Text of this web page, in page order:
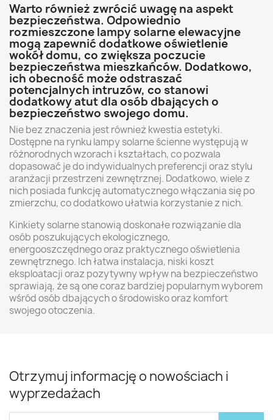
Warto również zwrócić uwagę na aspekt
bezpieczeństwa. Odpowiednio
rozmieszczone lampy solarne elewacyjne
mogą zapewnić dodatkowe oświetlenie
wokół domu, co zwiększa poczucie
bezpieczeństwa mieszkańców. Dodatkowo,
ich obecność może odstraszać
potencjalnych intruzów, co stanowi
dodatkowy atut dla osób dbających o
bezpieczeństwo swojego domu.
Nie bez znaczenia jest również kwestia estetyki.
Dostępne na rynku lampy solarne ścienne występują w
różnorodnych wzorach i kształtach, co pozwala
dopasować je do indywidualnych preferencji oraz stylu
aranżacji przestrzeni zewnętrznej. Dodatkowo, wiele z
nich posiada funkcję automatycznego włączania się po
zmierzchu, co dodatkowo ułatwia korzystanie z nich.
Kinkiety solarne stanowią doskonałe rozwiązanie dla
osób poszukujących ekologicznego,
energooszczędnego oraz praktycznego oświetlenia
zewnętrznego. Ich łatwa instalacja, niski koszt
eksploatacji oraz pozytywny wpływ na bezpieczeństwo
sprawiają, że są one coraz bardziej popularnym wyborem
wśród osób dbających o środowisko oraz komfort
swojego otoczenia.
Otrzymuj informację o nowościach i
wyprzedażach